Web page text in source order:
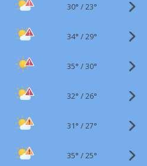
30° /23°
34° /29°
35° /30°
32° /26°
31° /27°
35° /25°